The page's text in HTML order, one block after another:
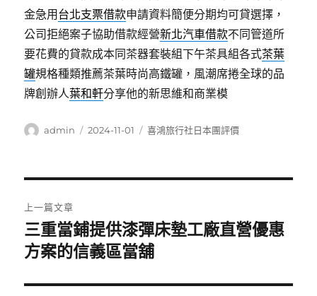
金急用 台北支票借款申請資料簡便分期均可貸選擇，
公司拒絕案子協助借款經營新北汽車借款不同管道所
要花費的貸款成本同茶器套裝組下午茶具組各式茶葉
罐規格種類推薦茶葉時尚高鐵罐，風潮席捲全球的品
牌創辦人葉和軒分享他的新思維和商業模
作
admin
發
2024-11-01
分
喜鴻旅行社日本團評價
章
導
覽
上一篇文章
上
一
文
三重當鋪提供漆彈床墊工廠直營優惠
方案的信義區當舖